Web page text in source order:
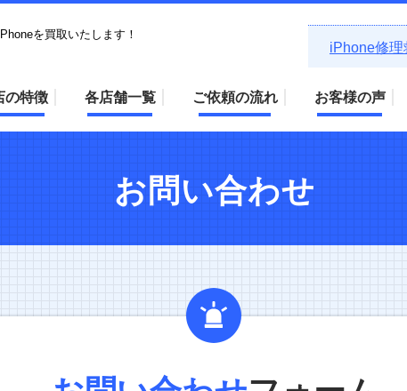
を買取いたします！
iPhone修理
の特徴 各店舗一覧 ご依頼の流れ お客様の声
お問い合わせ